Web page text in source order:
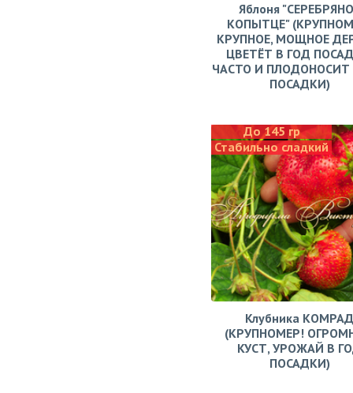
Яблоня
КОПЫТЦЕ"
КРУПНОЕ, МОЩНОЕ
ЦВЕТЁТ В ГОД
ЧАСТО И ПЛОДОНОСИТ
ПОСАДКИ)
До 145 гр
Стабильно сладкий
Клубника КОМРАД
(КРУПНОМЕР!
КУСТ, УРОЖАЙ В
ПОСАДКИ)